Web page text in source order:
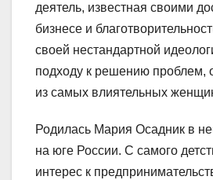
деятель, известная своими
бизнесе и
своей нестандартной
подходу к решению проблем,
из самых влиятельных
Родилась Мария Осадник в
на юге России. С самого
интерес к